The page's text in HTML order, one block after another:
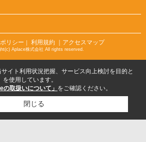
リシー ｜ 利用規約 ｜アクセスマップ
Aplace株式会社 All rights reserved.
イト利用状況把握、サービス向上検討を目的と
使用しています。
の取扱いについて」 をご確認ください。
閉じる